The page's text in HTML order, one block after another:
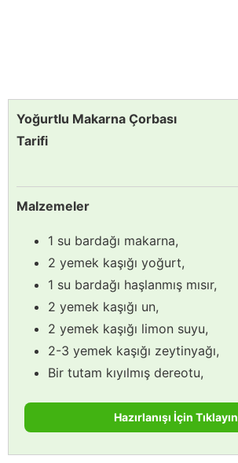
Yoğurtlu Makarna Çorbası
Tarifi
Malzemeler
1 su bardağı makarna,
2 yemek kaşığı yoğurt,
1 su bardağı haşlanmış mısır,
2 yemek kaşığı un,
2 yemek kaşığı limon suyu,
2-3 yemek kaşığı zeytinyağı,
Bir tutam kıyılmış dereotu,
Hazırlanışı İçin Tıklayın